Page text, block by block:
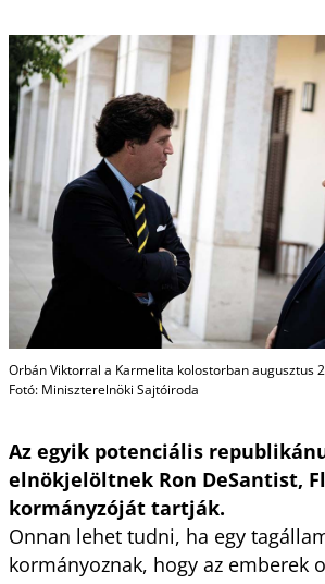
Orbán Viktorral a Karmelita kolostorban augusztus
Fotó: Miniszterelnöki Sajtóiroda
Az egyik potenciális
elnökjelöltnek Ron DeSantist,
kormányzóját tartják.
Onnan lehet tudni, ha egy
kormányoznak, hogy az emberek